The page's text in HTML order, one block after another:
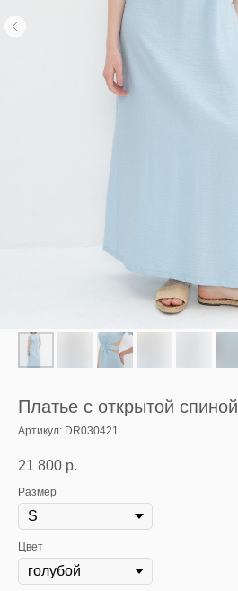
Платье с открытой спиной
Артикул: DR030421
21 800 р.
Размер
Цвет